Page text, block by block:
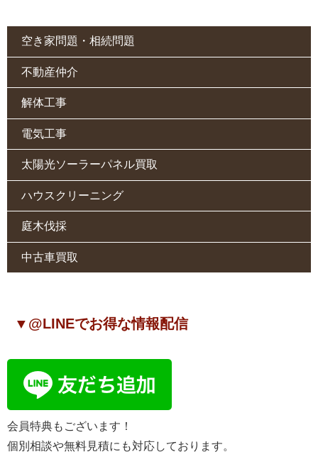
空き家問題・相続問題
不動産仲介
解体工事
電気工事
太陽光ソーラーパネル買取
ハウスクリーニング
庭木伐採
中古車買取
▼@LINEでお得な情報配信
会員特典もございます！
個別相談や無料見積にも対応しております。